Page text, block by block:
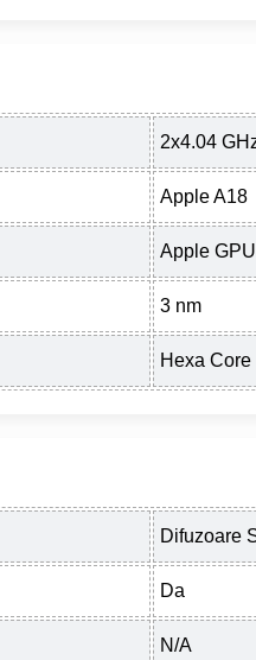
2x4.04
Apple A18
Apple
3 nm
Hexa Core
Difuzoare
Da
N/A